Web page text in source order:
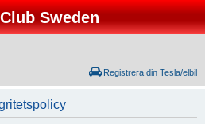
Sweden
Registrera din Tesla/elbil